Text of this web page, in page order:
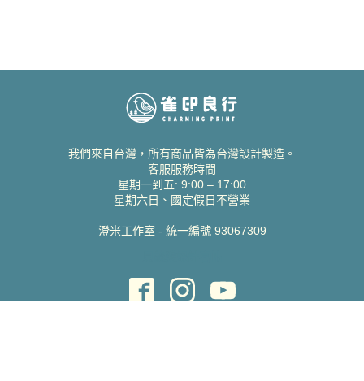
我們來自台灣，所有商品皆為台灣設計製造。
客服服務時間
星期一到五: 9:00 – 17:00
星期六日、國定假日不營業
澄米工作室 - 統一編號 93067309